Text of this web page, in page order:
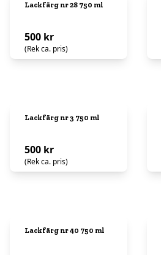
Lackfärg nr 28 750 ml
500 kr
(Rek ca. pris)
Lackfärg nr 3 750 ml
500 kr
(Rek ca. pris)
Lackfärg nr 40 750 ml